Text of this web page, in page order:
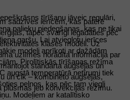
tīrīšanu jāveic regulāri,
palieku piedegšanas, kas ne tikai
garšu. Lai atvieglotu ierīces
modeļi aprīkoti ar dažādām
Pirolītiskās tīrīšanas režīma
augstā temperatūrā netīrumi tiek
pelnos, kas pēc tam viegli
Modeļiem ar katalītisko
sadzīves ierīcēm, kas patērē
tāpēc svarīgi iegādāties pēc
klases modeli. Uz
uzlīmes norādīta informācija par
standarta augšējās un
un cik – kombinēto augšējās,
plūsmas jeb konvekcijas režīmu.